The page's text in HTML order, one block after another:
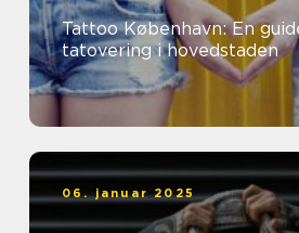
Tattoo København: En
tatovering i hovedstaden
06. januar 2025